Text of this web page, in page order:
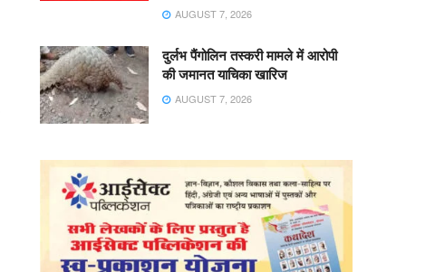
AUGUST 7, 2026
दुर्लभ पैंगोलिन तस्करी मामले में आरोपी
की जमानत याचिका खारिज
AUGUST 7, 2026